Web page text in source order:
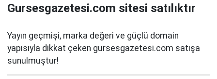
Gursesgazetesi.com sitesi satılıktır
Yayın geçmişi, marka değeri ve güçlü domain
yapısıyla dikkat çeken gursesgazetesi.com satışa
sunulmuştur!